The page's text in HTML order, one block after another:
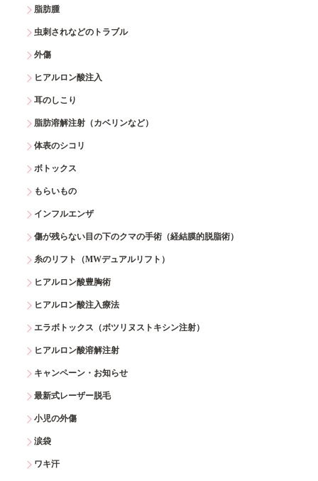
脂肪腫
虫刺されなどのトラブル
外傷
ヒアルロン酸注入
耳のしこり
脂肪溶解注射（カベリンなど）
体表のシコリ
ボトックス
もらいもの
インフルエンザ
傷が残らない目の下のクマの手術（経結膜的脱脂術）
糸のリフト（MWデュアルリフト）
ヒアルロン酸豊胸術
ヒアルロン酸注入療法
エラボトックス（ボツリヌストキシン注射）
ヒアルロン酸溶解注射
キャンペーン・お知らせ
最新式レーザー脱毛
小児の外傷
涙袋
ワキ汗